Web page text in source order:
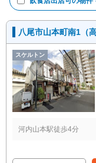
八尾市山本町南1（
スケルトン
河内山本駅徒歩4分